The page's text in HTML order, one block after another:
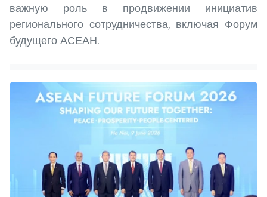
важную роль в продвижении инициатив
регионального сотрудничества, включая Форум
будущего АСЕАН.